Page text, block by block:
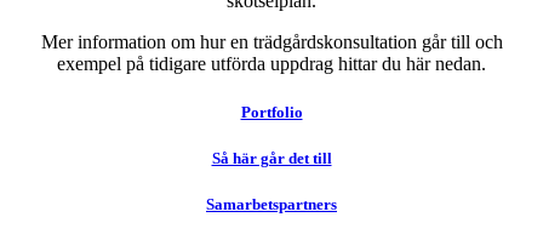
Mer information om hur en trädgårdskonsultation går till och
exempel på tidigare utförda uppdrag hittar du här nedan.
Portfolio
Så här går det till
Samarbetspartners